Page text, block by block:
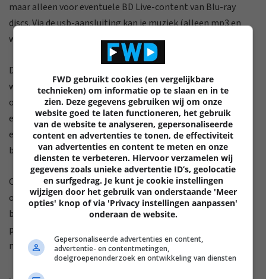
maar alleen voor eventuele BD Live-content van Blu-ray
discs. Via de usb-aansluiting kan je muziek (alleen mp3 en
wma) en videobestanden aanleveren.
De ingebouwde mediaspeler draagt het DivX HD-logo,
waardoor die zowat alle videoformaten zou moeten
ondersteunen. In de praktijk krijgen we
een 1.080p DivX-bestand echter niet aan de praat, en bij
enkele mkv-bestanden loopt het fout met de
beeldverhouding.
Ook het vermelden waard: de speler leest wel interne
ondertitels van een mkv-bestand, maar niet van een VOB-
bestand. Externe ondertitels vormen gelukkig geen
probleem; iets wat wel een pijnlijk gemis was op de
mediaspeler van de televisie.
FWD gebruikt cookies (en vergelijkbare
technieken) om informatie op te slaan en in te
zien. Deze gegevens gebruiken wij om onze
website goed te laten functioneren, het gebruik
van de website te analyseren, gepersonaliseerde
content en advertenties te tonen, de effectiviteit
van advertenties en content te meten en onze
diensten te verbeteren. Hiervoor verzamelen wij
gegevens zoals unieke advertentie ID’s, geolocatie
en surfgedrag. Je kunt je cookie instellingen
wijzigen door het gebruik van onderstaande 'Meer
opties' knop of via 'Privacy instellingen aanpassen'
onderaan de website.
Gepersonaliseerde advertenties en content,
advertentie- en contentmetingen,
doelgroepenonderzoek en ontwikkeling van diensten